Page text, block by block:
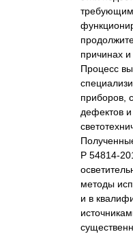
причинах
Процесс
приборов,
дефектов
Р 54814-
методы
и в